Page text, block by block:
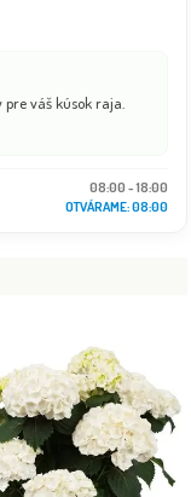
váš kúsok raja.
08:00 - 18:00
08:00 - 16:00